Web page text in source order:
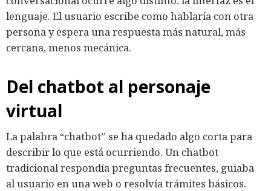
lenguaje. El usuario escribe como hablaría con otra
persona y espera una respuesta más natural, más
cercana, menos mecánica.
Del chatbot al personaje
virtual
La palabra “chatbot” se ha quedado algo corta para
describir lo que está ocurriendo. Un chatbot
tradicional respondía preguntas frecuentes, guiaba
al usuario en una web o resolvía trámites básicos.